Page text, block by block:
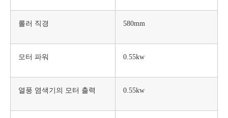
롤러 직경 580mm
모터 파워 0.55kw
열풍 염색기의 모터 출력 0.55kw